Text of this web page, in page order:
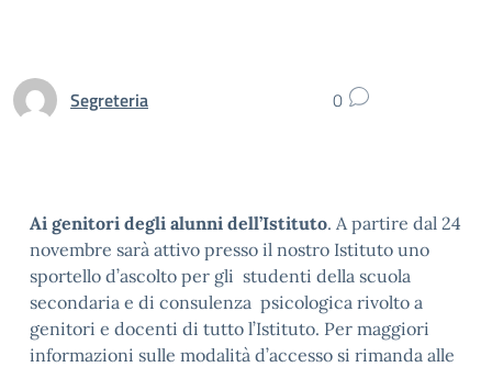
Segreteria 0
Ai genitori degli alunni dell’Istituto. A partire dal 24
novembre sarà attivo presso il nostro Istituto uno
sportello d’ascolto per gli studenti della scuola
secondaria e di consulenza psicologica rivolto a
genitori e docenti di tutto l’Istituto. Per maggiori
informazioni sulle modalità d’accesso si rimanda alle